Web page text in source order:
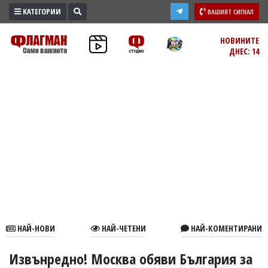
ПРОМО
ЗОНА
В
КАТЕГОРИИ ВАШИЯТ СИГНАЛ
НОВИНИТЕ
ДНЕС: 14
НАЙ-НОВИ НАЙ-ЧЕТЕНИ НАЙ-КОМЕНТИРАНИ
Извънредно! Москва обяви България за